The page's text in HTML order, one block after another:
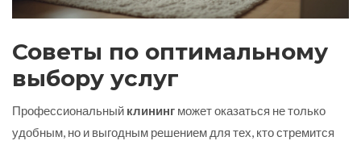
Советы по оптимальному
выбору услуг
Профессиональный клининг может оказаться не только
удобным, но и выгодным решением для тех, кто стремится